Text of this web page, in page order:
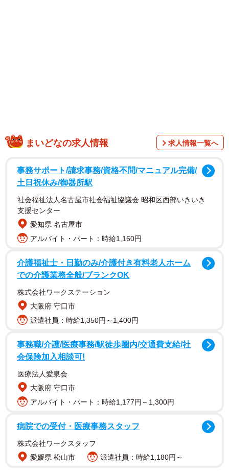
弟は行けるのに中学生の兄は行けない…所得制限で切迫する家計。写真
子育て世帯への所得制限で、学びの機会を奪われている子
どもたちがいます。ひなままさん（@hahihiphga）も、そ
のような現実に直面し、苦しんでいる母親。中学生の長
をツイッターで吐露した思いについて話を聞きました。
次男の通塾を優先し、長男の通塾を断念させるしかないこ
とにやるせなさをにじませた投稿には
「わかりすぎて辛い どの子も愛しい存在で、それぞれ塾な
り習い事なり支えてあげたい」
「出せるものなら我が子のためならどうにかしてあげたい
まいどなの求人情報 求人情報一覧へ
事務サポート/請求事務/資格不問/マニュアル完備/
土日祝休み/御器所駅
社会福祉法人名古屋市社会福祉協議会 昭和区西部いきいき
支援センター
愛知県 名古屋市
アルバイト・パート：時給1,160円
介護福祉士・日勤のみ/介護付き有料老人ホーム
での介護業務全般/ブランクOK
株式会社ワークステーション
大阪府 守口市
派遣社員：時給1,350円～1,400円
事務職/介護/医療事務/駅徒歩圏内/交通費支給/社
会保険加入相談可!
医療法人愛泉会
大阪府 守口市
アルバイト・パート：時給1,177円～1,300円
病院での受付・医療事務スタッフ
株式会社ワークスタッフ
愛媛県 松山市
派遣社員：時給1,180円～